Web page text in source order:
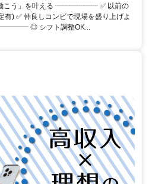
働こう」を叶える ┈┈┈┈┈┈ ✅ 以前の
有) ✅ 仲良しコンビで現場を盛り上げよ
◎ シフト調整OK...